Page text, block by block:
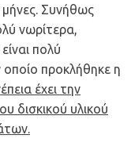
μήνες. Συνήθως
νωρίτερα,
πολύ
προκλήθηκε η
έχει την
δισκικού υλικού